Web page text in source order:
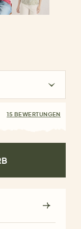
15 BEWERTUNGEN